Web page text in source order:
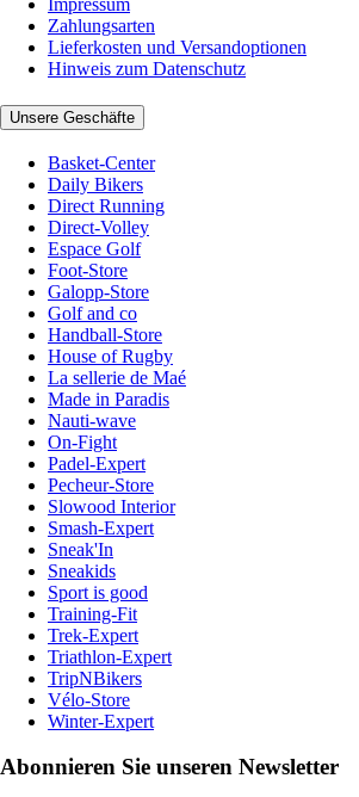
Impressum
Zahlungsarten
Lieferkosten und Versandoptionen
Hinweis zum Datenschutz
Unsere Geschäfte
Basket-Center
Daily Bikers
Direct Running
Direct-Volley
Espace Golf
Foot-Store
Galopp-Store
Golf and co
Handball-Store
House of Rugby
La sellerie de Maé
Made in Paradis
Nauti-wave
On-Fight
Padel-Expert
Pecheur-Store
Slowood Interior
Smash-Expert
Sneak'In
Sneakids
Sport is good
Training-Fit
Trek-Expert
Triathlon-Expert
TripNBikers
Vélo-Store
Winter-Expert
Abonnieren Sie unseren Newsletter